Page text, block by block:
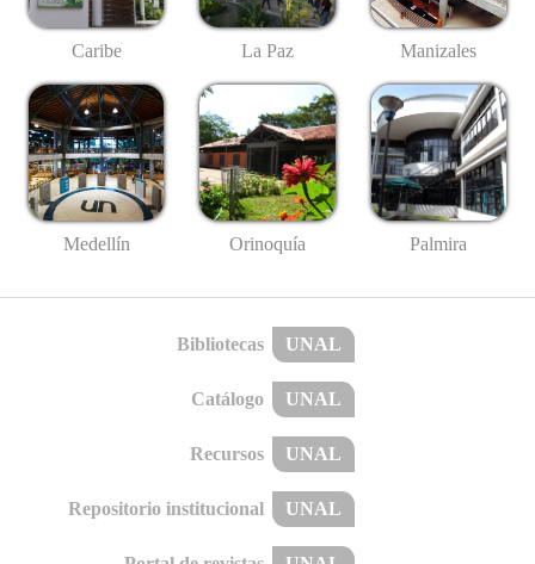
Caribe La Paz Manizales
Medellín Orinoquía Palmira
Bibliotecas UNAL
Catálogo UNAL
Recursos UNAL
Repositorio institucional UNAL